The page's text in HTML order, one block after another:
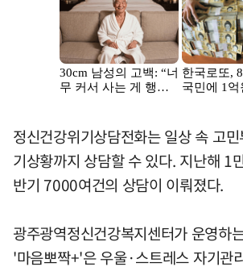
정신건강위기상담전화는 일상 속 고
기상황까지 상담할 수 있다. 지난해 1
반기 7000여건의 상담이 이뤄졌다.
광주광역정신건강복지센터가 운영하
'마음뽀짝+'은 우울·스트레스 자기관